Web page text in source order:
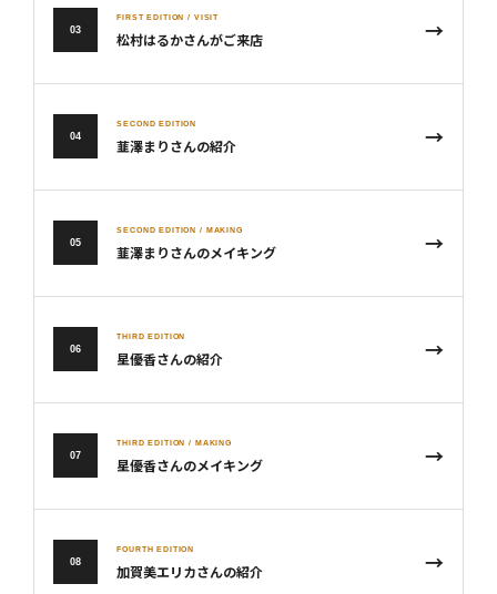
03
FIRST EDITION / VISIT
松村はるかさんがご来店 →
04
SECOND EDITION
韮澤まりさんの紹介 →
05
SECOND EDITION / MAKING
韮澤まりさんのメイキング →
06
THIRD EDITION
星優香さんの紹介 →
07
THIRD EDITION / MAKING
星優香さんのメイキング →
08
FOURTH EDITION
加賀美エリカさんの紹介 →